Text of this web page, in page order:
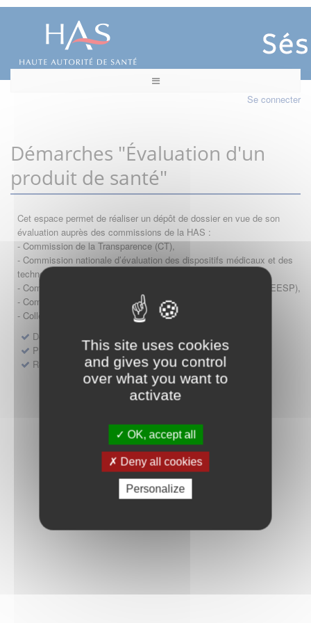
This site uses cookies
and gives you control
over what you want to
activate
OK, accept all
Deny all cookies
Personalize
Se connecter
Démarches "Évaluation d'un
produit de santé"
Cet espace permet de réaliser un dépôt de dossier en vue de son
évaluation auprès des commissions de la HAS :
- Commission de la Transparence (CT),
- Commission nationale d’évaluation des dispositifs médicaux et des
technologies de santé (CNEDiMTS),
- Commission d'évaluation économique et de santé publique (CEESP),
- Commission technique des vaccinations (CTV)
- Collège HAS (Forfait innovation : DM, DM-DIV, actes)
Dépôt d'un dossier pour un produit de santé
Protocoles d'études post-inscription
Rencontres précoces